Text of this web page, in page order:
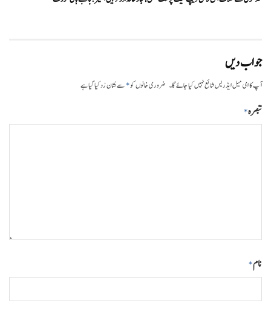
جواب دیں
آپ کا ای میل ایڈریس شائع نہیں کیا جائے گا۔ ضروری خانوں کو*سے نشان زد کیا گیا ہے
تبصرہ*
نام*